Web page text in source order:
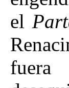
el
fuera